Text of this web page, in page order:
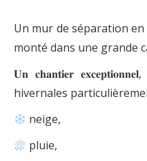
Un mur de séparation
monté dans une grande
𝐔𝐧 𝐜𝐡𝐚𝐧𝐭𝐢𝐞𝐫
hivernales
neige,
pluie,